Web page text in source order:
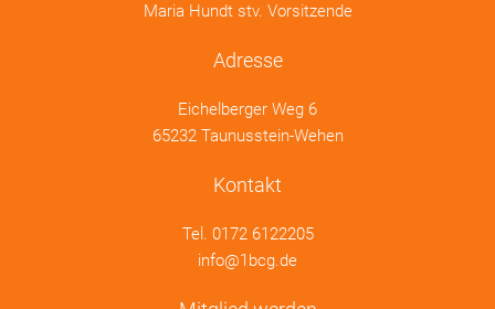
Maria Hundt stv. Vorsitzende
Adresse
Eichelberger Weg 6
65232 Taunusstein-Wehen
Kontakt
Tel. 0172 6122205
info@1bcg.de